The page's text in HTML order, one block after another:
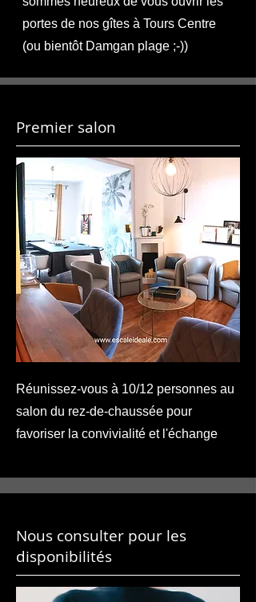
portes de nos gîtes à Tours Centre
(ou bientôt Damgan plage ;-))
Premier salon
Réunissez-vous à 10/12 personnes au
salon du rez-de-chaussée pour
favoriser la convivialité et l'échange
Nous consulter pour les
disponibilités